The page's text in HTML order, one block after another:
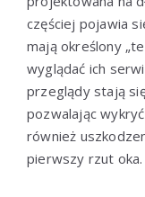
częściej pojawia
mają określony
wyglądać ich
przeglądy stają
pozwalając
również
pierwszy rzut oka.